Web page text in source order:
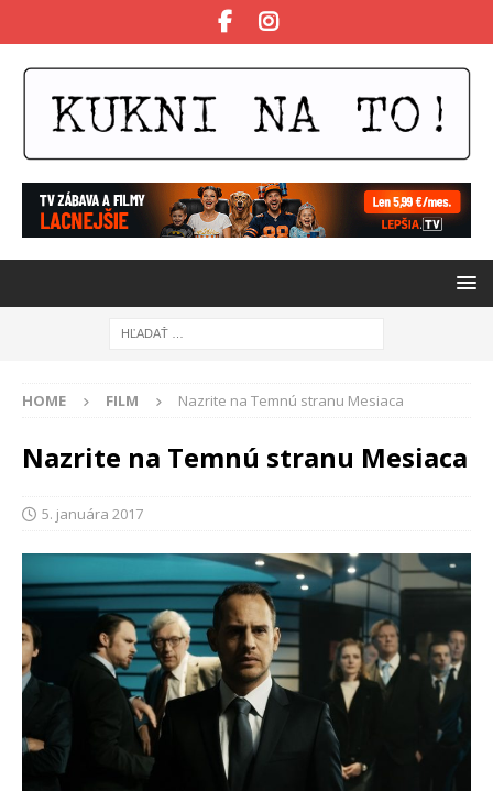
HOME FILM Nazrite na Temnú stranu Mesiaca
Nazrite na Temnú stranu Mesiaca
5. januára 2017